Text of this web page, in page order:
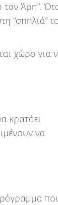
τον Άρη”.
“σπηλιά”
χώρο για
κρατάει
να